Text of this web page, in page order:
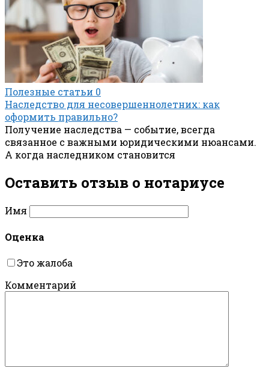
Полезные статьи 0
Наследство для несовершеннолетних: как
оформить правильно?
Получение наследства — событие, всегда
связанное с важными юридическими нюансами.
А когда наследником становится
Оставить отзыв о нотариусe
Имя
Оценка
Это жалоба
Комментарий